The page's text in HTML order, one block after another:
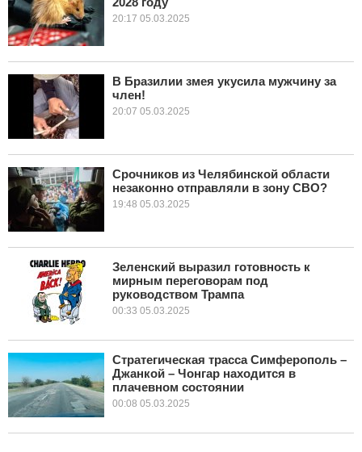
20:17 05.03.2025
В Бразилии змея укусила мужчину за
член!
20:07 05.03.2025
Срочников из Челябинской области
незаконно отправляли в зону СВО?
19:48 05.03.2025
Зеленский выразил готовность к
мирным переговорам под
руководством Трампа
00:33 05.03.2025
Стратегическая трасса Симферополь –
Джанкой – Чонгар находится в
плачевном состоянии
00:08 05.03.2025